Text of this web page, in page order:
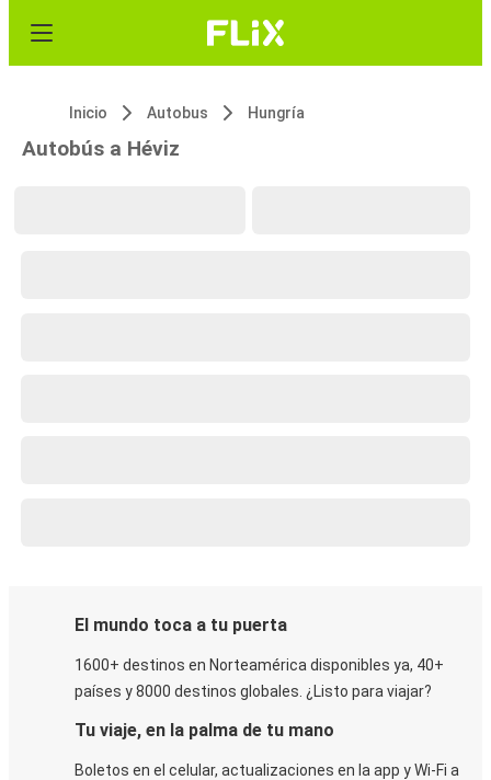
Inicio Autobus Hungría
Autobús a Héviz
El mundo toca a tu puerta
1600+ destinos en Norteamérica disponibles ya, 40+
países y 8000 destinos globales. ¿Listo para viajar?
Tu viaje, en la palma de tu mano
Boletos en el celular, actualizaciones en la app y Wi-Fi a